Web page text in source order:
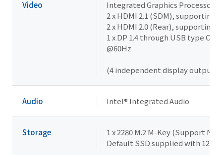
Video
Integrated Graphics Processor -
2 x HDMI 2.1 (SDM), supporting
2 x HDMI 2.0 (Rear), supporting
1 x DP 1.4 through USB type C
@60Hz
(4 independent display outputs)
Audio Intel® Integrated Audio
Storage
1 x 2280 M.2 M-Key (Support
Default SSD supplied with